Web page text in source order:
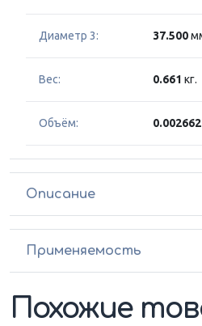
Диаметр 3: 37.500
Вес: 0.661 кг.
Объём: 0.002662
Описание
Применяемость
Похожие